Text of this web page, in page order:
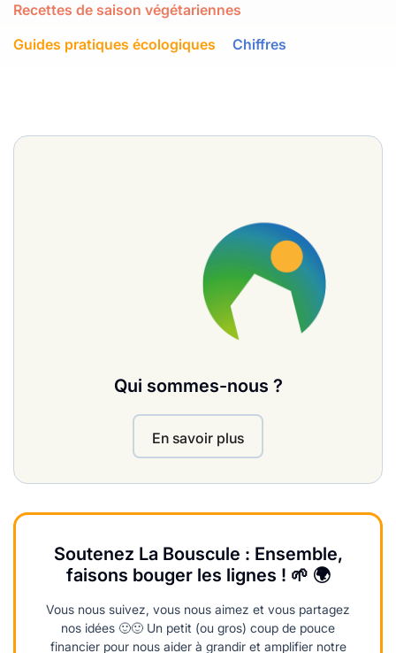
Recettes de saison végétariennes
Guides pratiques écologiques
Chiffres
Qui sommes-nous ?
En savoir plus
Soutenez La Bouscule : Ensemble,
faisons bouger les lignes ! 🌱 🌍
Vous nous suivez, vous nous aimez et vous partagez
nos idées 🙂🙂 Un petit (ou gros) coup de pouce
financier pour nous aider à grandir et amplifier notre